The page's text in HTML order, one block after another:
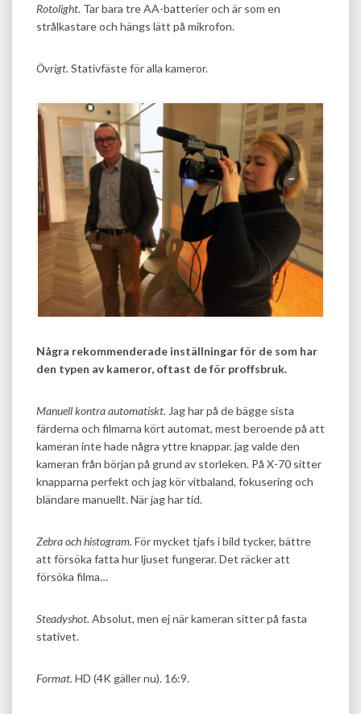
Rotolight. Tar bara tre AA-batterier och är som en
strålkastare och hängs lätt på mikrofon.
Övrigt. Stativfäste för alla kameror.
Några rekommenderade inställningar för de som har
den typen av kameror, oftast de för proffsbruk.
Manuell kontra automatiskt. Jag har på de bägge sista
färderna och filmarna kört automat, mest beroende på att
kameran inte hade några yttre knappar. jag valde den
kameran från början på grund av storleken. På X-70 sitter
knapparna perfekt och jag kör vitbaland, fokusering och
bländare manuellt. När jag har tid.
Zebra och histogram. För mycket tjafs i bild tycker, bättre
att försöka fatta hur ljuset fungerar. Det räcker att
försöka filma…
Steadyshot. Absolut, men ej när kameran sitter på fasta
stativet.
Format. HD (4K gäller nu). 16:9.